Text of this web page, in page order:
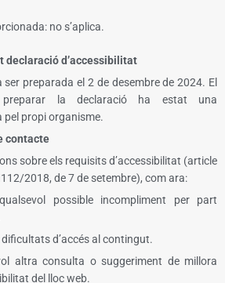
no s’aplica.
declaració d’accessibilitat
preparada el 2 de desembre de 2024. El
la declaració ha estat una
propi organisme.
contacte
sobre els requisits d’accessibilitat (article
2018, de 7 de setembre), com ara:
possible incompliment per part
d’accés al contingut.
altra consulta o suggeriment de millora
del lloc web.